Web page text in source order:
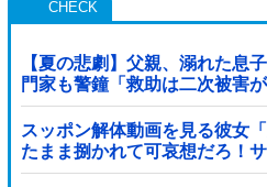
【夏の悲劇】父親、溺れた息
門家も警鐘「救助は二次被害が
スッポン解体動画を見る彼女
たまま捌かれて可哀想だろ！
どっち？